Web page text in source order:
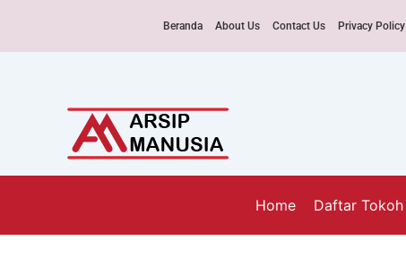
Beranda About Us Contact Us Privacy Policy
Home Daftar Tokoh